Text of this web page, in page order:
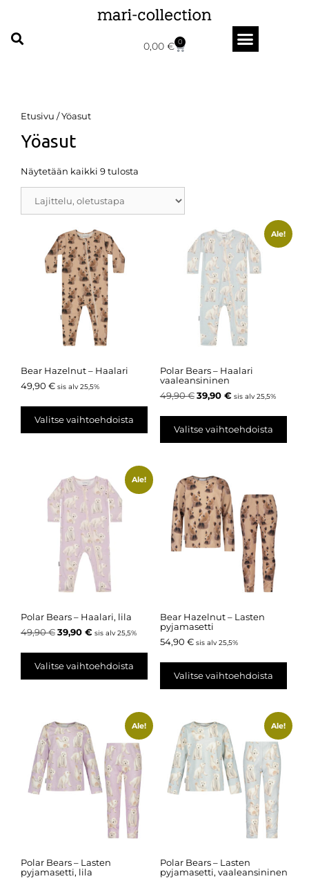
0,00 € 0
Etusivu / Yöasut
Yöasut
Näytetään kaikki 9 tulosta
Bear Hazelnut – Haalari
49,90 € sis alv 25,5%
Valitse vaihtoehdoista
Ale!
Polar Bears – Haalari
vaaleansininen
49,90€ 39,90 € sis alv 25,5%
Valitse vaihtoehdoista
Ale!
Polar Bears – Haalari, lila
49,90€39,90 € sis alv 25,5%
Valitse vaihtoehdoista
Bear Hazelnut – Lasten
pyjamasetti
54,90 € sis alv 25,5%
Valitse vaihtoehdoista
Ale!
Polar Bears – Lasten
pyjamasetti, lila
Ale!
Polar Bears – Lasten
pyjamasetti, vaaleansininen